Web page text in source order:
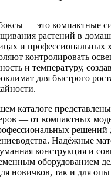
— это компактные
растений в
и профессиональных
контролировать
и температуру,
для быстрого
каталоге
— от компактных
решений
Надёжные
конструкция и
оборудованием
новичков, так и для